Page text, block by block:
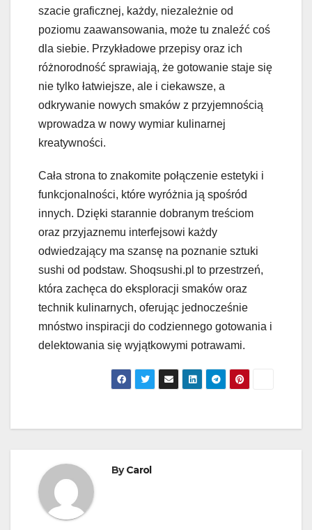
szacie graficznej, każdy, niezależnie od
poziomu zaawansowania, może tu znaleźć coś
dla siebie. Przykładowe przepisy oraz ich
różnorodność sprawiają, że gotowanie staje się
nie tylko łatwiejsze, ale i ciekawsze, a
odkrywanie nowych smaków z przyjemnością
wprowadza w nowy wymiar kulinarnej
kreatywności.
Cała strona to znakomite połączenie estetyki i
funkcjonalności, które wyróżnia ją spośród
innych. Dzięki starannie dobranym treściom
oraz przyjaznemu interfejsowi każdy
odwiedzający ma szansę na poznanie sztuki
sushi od podstaw. Shoqsushi.pl to przestrzeń,
która zachęca do eksploracji smaków oraz
technik kulinarnych, oferując jednocześnie
mnóstwo inspiracji do codziennego gotowania i
delektowania się wyjątkowymi potrawami.
ByCarol